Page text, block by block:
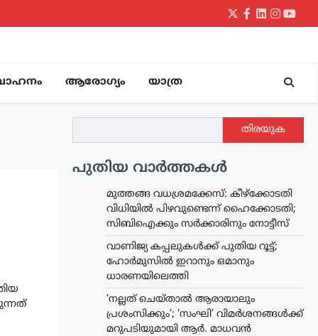
Twitter
Facebook
LinkedIn
ആരോഗ്യം യാത്ര
തിരയുക
പുതിയ വാർത്തകൾ
മുത്തങ്ങ വധശ്രമക്കേസ്: കീഴ്‌ക്കോടതി
വിധിയിൽ പിഴവുണ്ടെന്ന് ഹൈക്കോടതി;
സിബിഐക്കും സർക്കാരിനും നോട്ടീസ്
വാണിജ്യ കപ്പലുകൾക്ക് പുതിയ റൂട്ട്;
ഹോർമുസിൽ ഇറാനും ഒമാനും
ധാരണയിലെത്തി
‘നല്ലത് ചെയ്താൽ ആരായാലും
പ്രശംസിക്കും’; ‘സംഘി’ വിമർശനങ്ങൾക്ക്
മറുപടിയുമായി ആർ. മാധവൻ